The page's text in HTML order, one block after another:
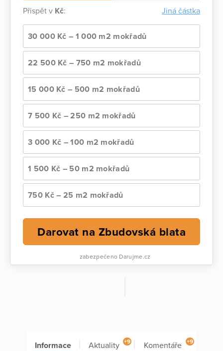
Přispět v Kč: Jiná částka
30 000 Kč – 1 000 m2 mokřadů
22 500 Kč – 750 m2 mokřadů
15 000 Kč – 500 m2 mokřadů
7 500 Kč – 250 m2 mokřadů
3 000 Kč – 100 m2 mokřadů
1 500 Kč – 50 m2 mokřadů
750 Kč – 25 m2 mokřadů
Darovat na Zbudovská blata
zabezpečeno Darujme.cz
Informace Aktuality +9 Komentáře +9